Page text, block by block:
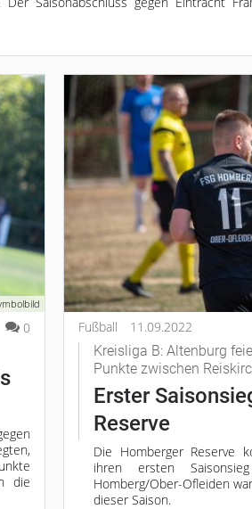
0
die
Fußball 11.09.2022
Kreisliga B: Altenburg
Punkte zwischen
Erster
Reserve
Die Homberger Reserve
ihren ersten
Homberg/Ober-Ofleiden
dieser Saison.